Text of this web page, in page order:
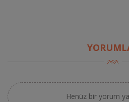
Henüz bir yorum